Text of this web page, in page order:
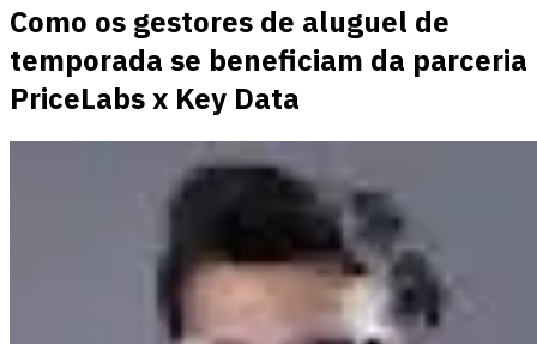
Como os gestores de aluguel de
temporada se beneficiam da parceria
PriceLabs x Key Data